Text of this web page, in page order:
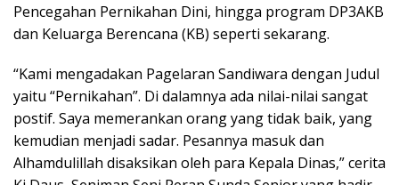
Pencegahan Pernikahan Dini, hingga program DP3AKB
dan Keluarga Berencana (KB) seperti sekarang.
“Kami mengadakan Pagelaran Sandiwara dengan Judul
yaitu “Pernikahan”. Di dalamnya ada nilai-nilai sangat
postif. Saya memerankan orang yang tidak baik, yang
kemudian menjadi sadar. Pesannya masuk dan
Alhamdulillah disaksikan oleh para Kepala Dinas,” cerita